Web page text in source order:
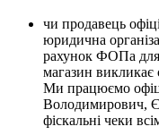
чи продавець
юридична
рахунок ФОПа
магазин викликає
Ми працюємо
Володимирович,
фіскальні чеки